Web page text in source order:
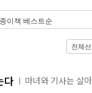
종이책 베스트순
전체
다 마녀와 기사는 살